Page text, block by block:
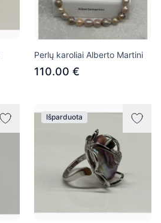
Perlų karoliai Alberto Martini
110.00 €
Išparduota